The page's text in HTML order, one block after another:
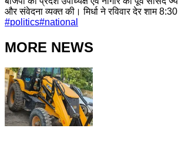
और संवेदना व्यक्त की। मिर्धा ने रविवार देर शाम
#politics#national
MORE NEWS